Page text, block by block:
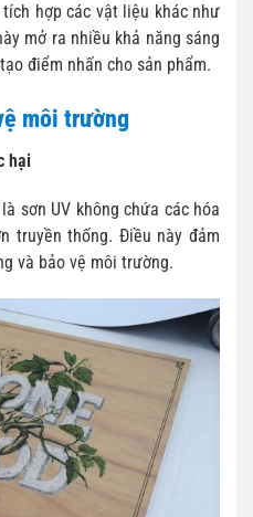
hợp các vật liệu khác như
mở ra nhiều khả năng sáng
điểm nhấn cho sản phẩm.
môi trường
hại
sơn UV không chứa các hóa
truyền thống. Điều này đảm
và bảo vệ môi trường.